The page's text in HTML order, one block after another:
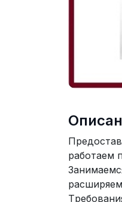
рaботаeм